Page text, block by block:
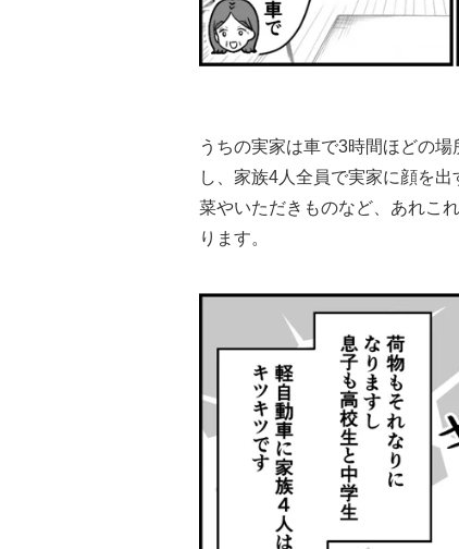
うちの実家は車で3時間ほどの
し、家族4人全員で実家に顔を
菜やいただきものなど、あれこ
ります。